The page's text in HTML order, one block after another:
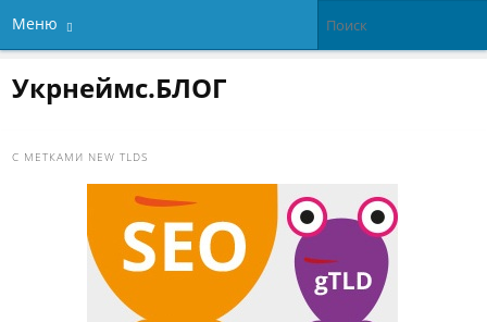
Меню
Укрнеймс.БЛОГ
С МЕТКАМИ NEW TLDS